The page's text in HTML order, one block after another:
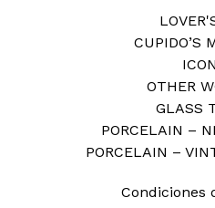
CUPIDO’S
OTHER
GLASS
PORCELAIN –
PORCELAIN –
Condiciones